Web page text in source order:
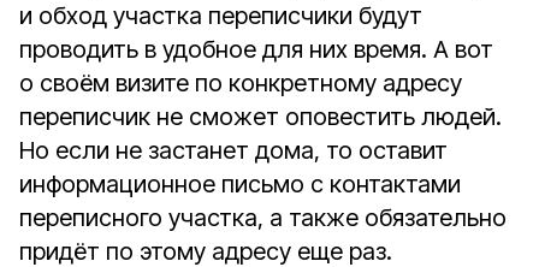
и обход участка переписчики будут
проводить в удобное для них время. А вот
о своём визите по конкретному адресу
переписчик не сможет оповестить людей.
Но если не застанет дома, то оставит
информационное письмо с контактами
переписного участка, а также обязательно
придёт по этому адресу еще раз.